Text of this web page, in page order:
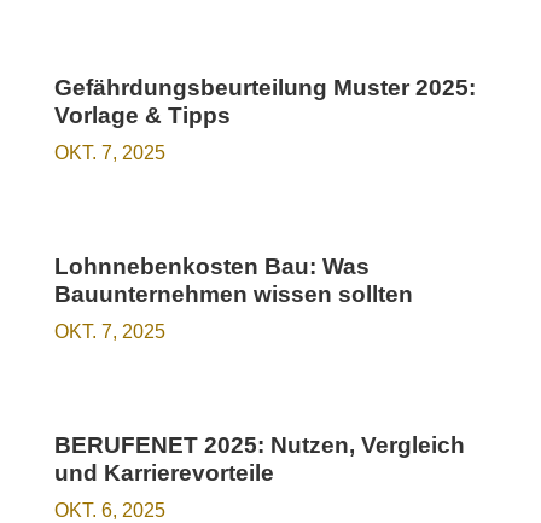
Gefährdungsbeurteilung Muster 2025:
Vorlage & Tipps
OKT. 7, 2025
Lohnnebenkosten Bau: Was
Bauunternehmen wissen sollten
OKT. 7, 2025
BERUFENET 2025: Nutzen, Vergleich
und Karrierevorteile
OKT. 6, 2025